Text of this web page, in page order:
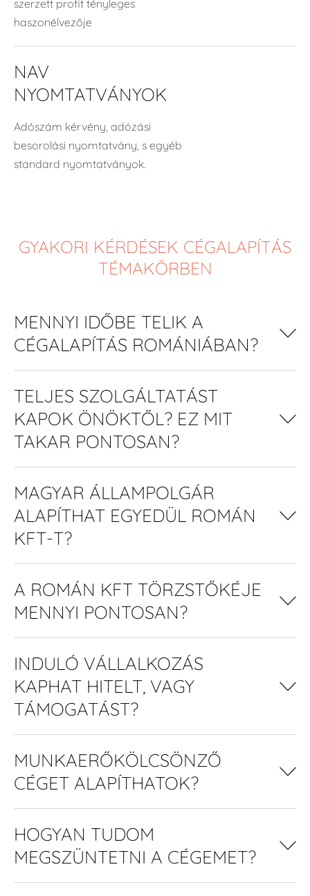
szerzett profit tényleges
haszonélvezője
NAV
NYOMTATVÁNYOK
Adószám kérvény, adózási
besorolási nyomtatvány, s egyéb
standard nyomtatványok.
GYAKORI KÉRDÉSEK CÉGALAPÍTÁS
TÉMAKÖRBEN
MENNYI IDŐBE TELIK A
CÉGALAPÍTÁS ROMÁNIÁBAN?
TELJES SZOLGÁLTATÁST
KAPOK ÖNÖKTŐL? EZ MIT
TAKAR PONTOSAN?
MAGYAR ÁLLAMPOLGÁR
ALAPÍTHAT EGYEDÜL ROMÁN
KFT-T?
A ROMÁN KFT TÖRZSTŐKÉJE
MENNYI PONTOSAN?
INDULÓ VÁLLALKOZÁS
KAPHAT HITELT, VAGY
TÁMOGATÁST?
MUNKAERŐKÖLCSÖNZŐ
CÉGET ALAPÍTHATOK?
HOGYAN TUDOM
MEGSZÜNTETNI A CÉGEMET?